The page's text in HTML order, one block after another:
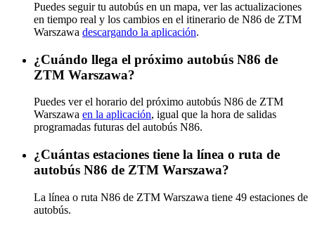
Puedes seguir tu autobús en un mapa, ver las actualizaciones
en tiempo real y los cambios en el itinerario de N86 de ZTM
Warszawa descargando la aplicación.
¿Cuándo llega el próximo autobús N86 de
ZTM Warszawa?
Puedes ver el horario del próximo autobús N86 de ZTM
Warszawa en la aplicación, igual que la hora de salidas
programadas futuras del autobús N86.
¿Cuántas estaciones tiene la línea o ruta de
autobús N86 de ZTM Warszawa?
La línea o ruta N86 de ZTM Warszawa tiene 49 estaciones de
autobús.